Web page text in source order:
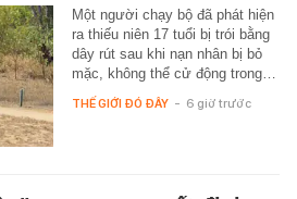
Một người chạy bộ đã phát hiện
ra thiếu niên 17 tuổi bị trói bằng
dây rút sau khi nạn nhân bị bỏ
mặc, không thể cử động trong…
THẾ GIỚI ĐÓ ĐÂY - 6 giờ trước